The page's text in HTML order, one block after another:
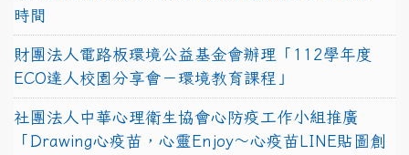
時間
財團法人電路板環境公益基金會辦理「112學年度
ECO達人校園分享會－環境教育課程」
社團法人中華心理衛生協會心防疫工作小組推廣
「Drawing心疫苗，心靈Enjoy〜心疫苗LINE貼圖創